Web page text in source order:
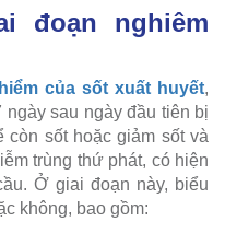
đoạn nghiêm
của sốt xuất huyết,
sau ngày đầu tiên bị
còn sốt hoặc giảm sốt và
trùng thứ phát, có hiện
Ở giai đoạn này, biểu
không, bao gồm: